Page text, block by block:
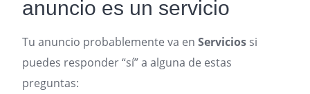
anuncio es un servicio
Tu anuncio probablemente va en Servicios si
puedes responder “sí” a alguna de estas
preguntas: